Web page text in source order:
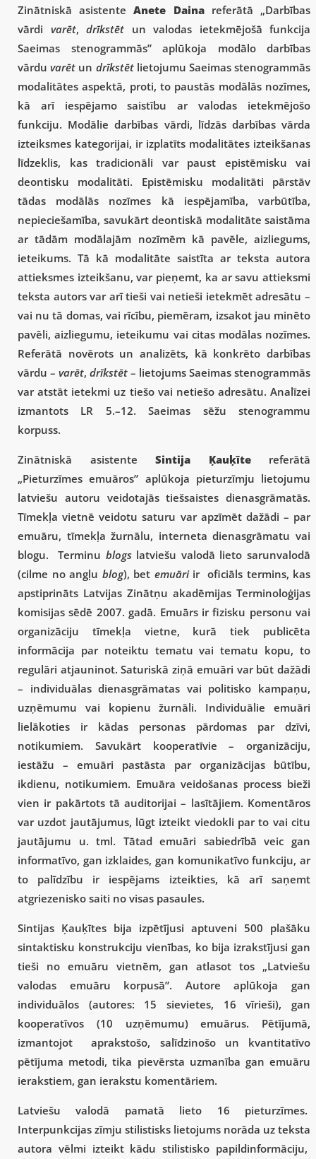
Zinātniskā asistenteAnete Dainareferātā „Darbības
vārdi varēt, drīkstēt un valodas ietekmējošā funkcija
Saeimas stenogrammās” aplūkoja modālo darbības
vārduvarēt un drīkstētlietojumu Saeimas stenogrammās
modalitātes aspektā, proti, to paustās modālās nozīmes,
kā arī iespējamo saistību ar valodas ietekmējošo
funkciju. Modālie darbības vārdi, līdzās darbības vārda
izteiksmes kategorijai, ir izplatīts modalitātes izteikšanas
līdzeklis, kas tradicionāli var paust epistēmisku vai
deontisku modalitāti. Epistēmisku modalitāti pārstāv
tādas modālās nozīmes kā iespējamība, varbūtība,
nepieciešamība, savukārt deontiskā modalitāte saistāma
ar tādām modālajām nozīmēm kā pavēle, aizliegums,
ieteikums. Tā kā modalitāte saistīta ar teksta autora
attieksmes izteikšanu, var pieņemt, ka ar savu attieksmi
teksta autors var arī tieši vai netieši ietekmēt adresātu –
vai nu tā domas, vai rīcību, piemēram, izsakot jau minēto
pavēli, aizliegumu, ieteikumu vai citas modālas nozīmes.
Referātā novērots un analizēts, kā konkrēto darbības
vārdu – varēt, drīkstēt – lietojums Saeimas stenogrammās
var atstāt ietekmi uz tiešo vai netiešo adresātu. Analīzei
izmantots LR 5.–12. Saeimas sēžu stenogrammu
korpuss.
Zinātniskā asistente Sintija Ķauķītereferātā
„Pieturzīmes emuāros” aplūkoja pieturzīmju lietojumu
latviešu autoru veidotajās tiešsaistes dienasgrāmatās.
Tīmekļa vietnē veidotu saturu var apzīmēt dažādi – par
emuāru, tīmekļa žurnālu, interneta dienasgrāmatu vai
blogu. Terminu blogslatviešu valodā lieto sarunvalodā
(cilme no angļu blog), bet emuāriir oficiāls termins, kas
apstiprināts Latvijas Zinātņu akadēmijas Terminoloģijas
komisijas sēdē 2007. gadā. Emuārs ir fizisku personu vai
organizāciju tīmekļa vietne, kurā tiek publicēta
informācija par noteiktu tematu vai tematu kopu, to
regulāri atjauninot. Saturiskā ziņā emuāri var būt dažādi
– individuālas dienasgrāmatas vai politisko kampaņu,
uzņēmumu vai kopienu žurnāli. Individuālie emuāri
lielākoties ir kādas personas pārdomas par dzīvi,
notikumiem. Savukārt kooperatīvie – organizāciju,
iestāžu – emuāri pastāsta par organizācijas būtību,
ikdienu, notikumiem. Emuāra veidošanas process bieži
vien ir pakārtots tā auditorijai – lasītājiem. Komentāros
var uzdot jautājumus, lūgt izteikt viedokli par to vai citu
jautājumu u. tml. Tātad emuāri sabiedrībā veic gan
informatīvo, gan izklaides, gan komunikatīvo funkciju, ar
to palīdzību ir iespējams izteikties, kā arī saņemt
atgriezenisko saiti no visas pasaules.
Sintijas Ķauķītes bija izpētījusi aptuveni 500 plašāku
sintaktisku konstrukciju vienības, ko bija izrakstījusi gan
tieši no emuāru vietnēm, gan atlasot tos „Latviešu
valodas emuāru korpusā”. Autore aplūkoja gan
individuālos (autores: 15 sievietes, 16 vīrieši), gan
kooperatīvos (10 uzņēmumu) emuārus. Pētījumā,
izmantojot aprakstošo, salīdzinošo un kvantitatīvo
pētījuma metodi, tika pievērsta uzmanība gan emuāru
ierakstiem, gan ierakstu komentāriem.
Latviešu valodā pamatā lieto 16 pieturzīmes.
Interpunkcijas zīmju stilistisks lietojums norāda uz teksta
autora vēlmi izteikt kādu stilistisko papildinformāciju,